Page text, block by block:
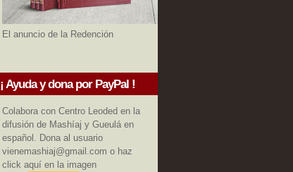
El anuncio de la Redención
¡ Ayuda y dona por PayPal !
Colabora con Centro Leoded en la
difusión de Mashíaj y Gueulá en
español. Dona al usuario
vienemashiaj@gmail.com o haz
click aquí en la imagen